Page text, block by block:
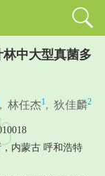
中大型真菌多
, 林任杰1, 狄佳麟2
内蒙古 呼和浩特